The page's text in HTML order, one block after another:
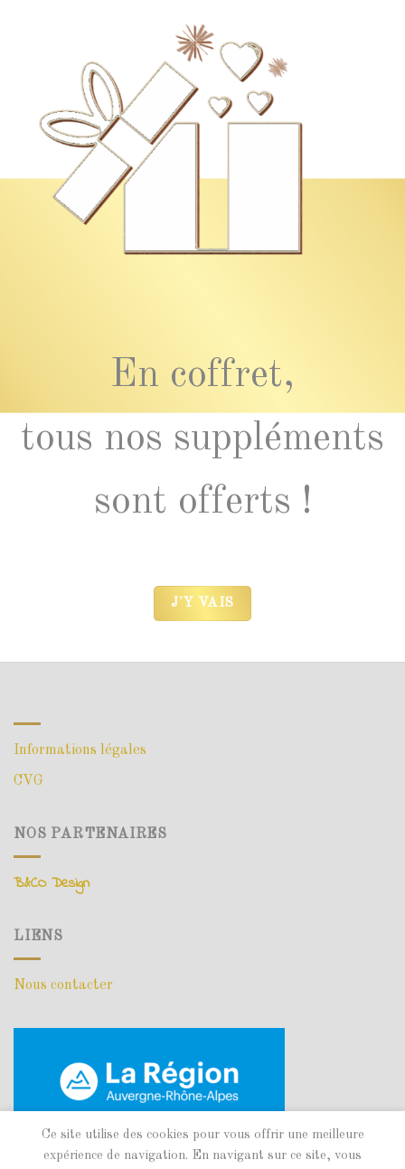
En coffret,
tous nos suppléments
sont offerts !
J'Y VAIS
Informations légales
CVG
NOS PARTENAIRES
B&CO Design
LIENS
Nous contacter
Ce site utilise des cookies pour vous offrir une meilleure
expérience de navigation. En navigant sur ce site, vous